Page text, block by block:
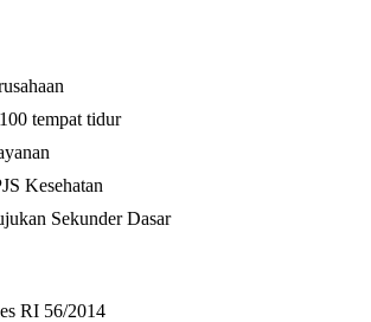
tempat tidur
Kesehatan
Sekunder Dasar
RI 56/2014